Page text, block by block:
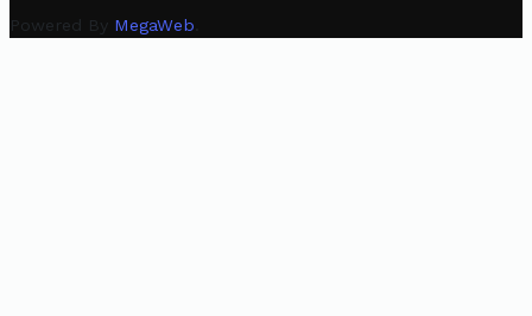
Powered By MegaWeb